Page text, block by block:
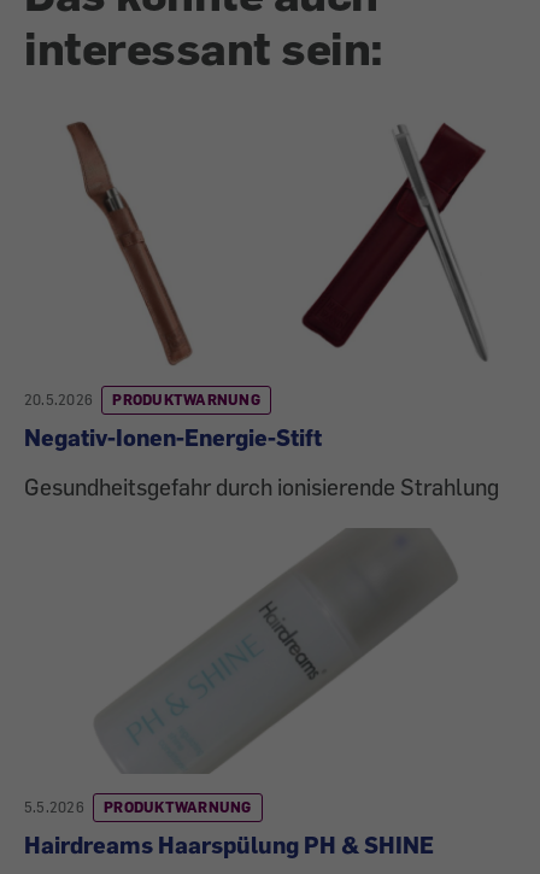
interessant sein:
20.5.2026 PRODUKTWARNUNG
Negativ-Ionen-Energie-Stift
Gesundheitsgefahr durch ionisierende Strahlung
5.5.2026 PRODUKTWARNUNG
Hairdreams Haarspülung PH & SHINE